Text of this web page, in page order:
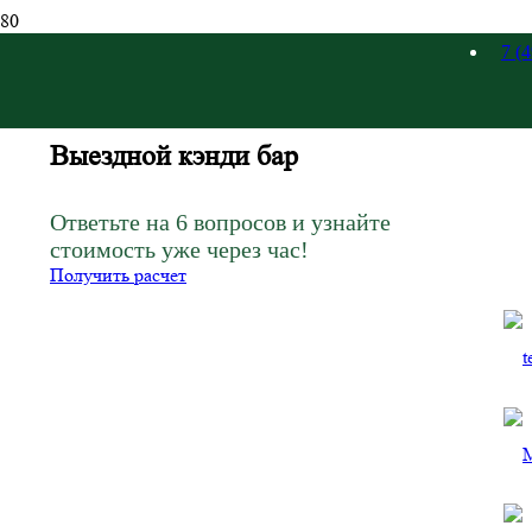
7
Выездной кэнди бар
Ответьте на 6 вопросов и узнайте
стоимость уже через час!
Получить расчет